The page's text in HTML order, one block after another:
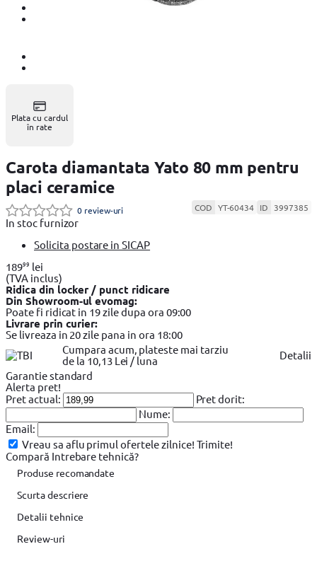
Plata cu cardul
în rate
Carota diamantata Yato 80 mm pentru
placi ceramice
0 review-uri COD YT-60434 ID 3997385
In stoc furnizor
Solicita postare in SICAP
18999 lei
(TVA inclus)
Ridica din locker / punct ridicare
Din Showroom-ul evomag:
Poate fi ridicat in 19 zile dupa ora 09:00
Livrare prin curier:
Se livreaza in 20 zile pana in ora 18:00
Cumpara acum, plateste mai tarziu
de la 10,13 Lei / luna
Detalii
Garantie standard
Alerta pret!
Pret actual:
Pret dorit:
Nume:
Email:
Vreau sa aflu primul ofertele zilnice! Trimite!
Compară Intrebare tehnică?
Produse recomandate
Scurta descriere
Detalii tehnice
Review-uri